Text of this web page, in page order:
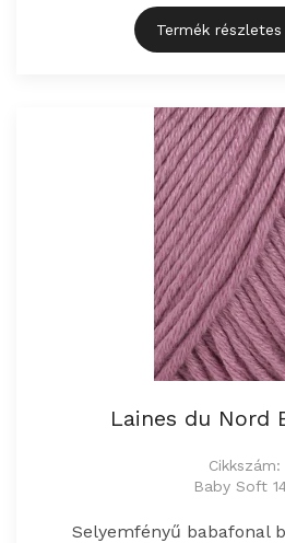
Termék
Laines du Nord
Cikkszám:
Baby Soft
Selyemfényű babafonal